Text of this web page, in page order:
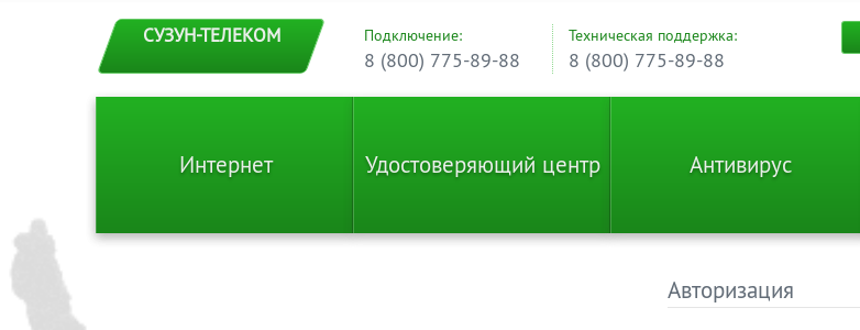
СУЗУН-ТЕЛЕКОМ Подключение:
8 (800) 775-89-88
Техническая поддержка:
8 (800) 775-89-88
Интернет Удостоверяющий центр Антивирус
Авторизация